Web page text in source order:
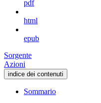
pdf
html
epub
Sorgente
Azioni
indice dei contenuti
Sommario